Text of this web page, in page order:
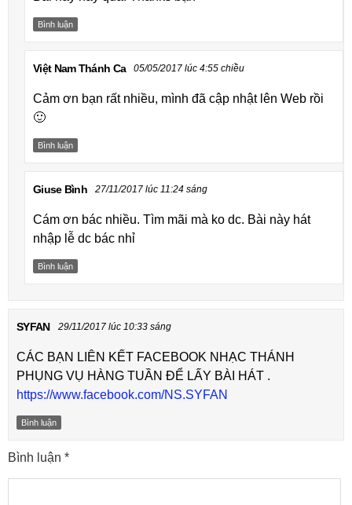
Bình luận
Việt Nam Thánh Ca 05/05/2017 lúc 4:55 chiều
Cảm ơn bạn rất nhiều, mình đã cập nhật lên Web rồi
🙂
Bình luận
Giuse Bình 27/11/2017 lúc 11:24 sáng
Cám ơn bác nhiều. Tìm mãi mà ko dc. Bài này hát
nhập lễ dc bác nhỉ
Bình luận
SYFAN 29/11/2017 lúc 10:33 sáng
CÁC BẠN LIÊN KẾT FACEBOOK NHẠC THÁNH
PHỤNG VỤ HÀNG TUẦN ĐỂ LẤY BÀI HÁT .
https://www.facebook.com/NS.SYFAN
Bình luận
Bình luận *